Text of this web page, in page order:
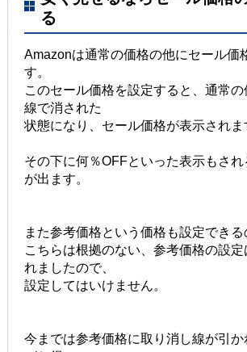
る
Amazonは通常の価格の他にセール価
す。
このセール価格を設定すると、通常
線で消された
状態になり、セール価格が表示されま
その下に何％OFFといった表示もさ
が出ます。
また参考価格という価格も設定できる
こちらは根拠のない、参考価格の設定
れましたので、
設定してはいけません。
今までは参考価格に取り消し線が引